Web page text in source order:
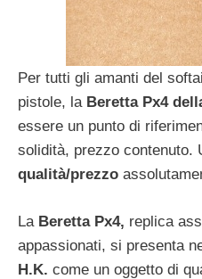
Per tutti gli amanti del
pistole, la Beretta Px4
essere un punto di
solidità, prezzo contenuto.
qualità/prezzo
La Beretta Px4, replica
appassionati, si presenta
H.K. come un oggetto di